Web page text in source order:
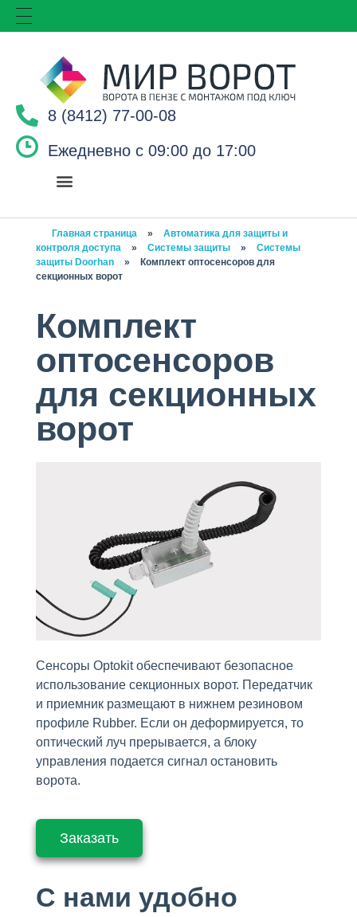
8 (8412) 77-00-08
Ежедневно с 09:00 до 17:00
Главная страница »
Автоматика для защиты и
контроля доступа
» Системы защиты »
Системы
защиты Doorhan
»
Комплект оптосенсоров для
секционных ворот
Комплект
оптосенсоров
для секционных
ворот
Сенсоры Optokit обеспечивают безопасное
использование секционных ворот. Передатчик
и приемник размещают в нижнем резиновом
профиле Rubber. Если он деформируется, то
оптический луч прерывается, а блоку
управления подается сигнал остановить
ворота.
Заказать
С нами удобно